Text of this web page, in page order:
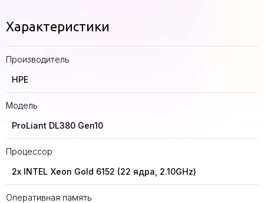
Характеристики
Производитель
HPE
Модель
ProLiant DL380 Gen10
Процессор
2x INTEL Xeon Gold 6152 (22 ядра, 2.10GHz)
Оперативная память